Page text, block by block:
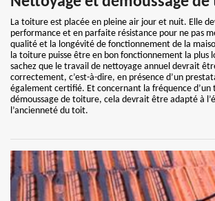
La toiture est placée en pleine air jour et nuit. Elle
performance et en parfaite résistance pour ne pas
qualité et la longévité de fonctionnement de la
la toiture puisse être en bon fonctionnement la plus
sachez que le travail de nettoyage annuel devrait
correctement, c’est-à-dire, en présence d’un
également certifié. Et concernant la fréquence d’un
démoussage de toiture, cela devrait être adapté à
l’ancienneté du toit.